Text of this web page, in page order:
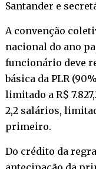
Santander e
A convenção
nacional do ano
funcionário deve
básica da PLR
limitado a R$
2,2 salários,
primeiro.
Do crédito da